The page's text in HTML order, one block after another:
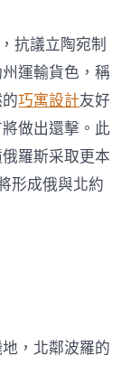
競
椅
了〉
中
抗議立陶宛制
運輸貨色，稱
巧寓設計友好
做出還擊。此
羅斯采取更本
形成俄與北約
，北鄰波羅的